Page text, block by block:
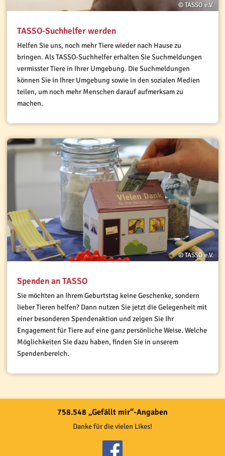
© TASSO e.V.
TASSO-Suchhelfer werden
Helfen Sie uns, noch mehr Tiere wieder nach Hause zu
bringen. Als TASSO-Suchhelfer erhalten Sie Suchmeldungen
vermisster Tiere in Ihrer Umgebung. Die Suchmeldungen
können Sie in Ihrer Umgebung sowie in den sozialen Medien
teilen, um noch mehr Menschen darauf aufmerksam zu
machen.
© TASSO e.V.
Spenden an TASSO
Sie möchten an Ihrem Geburtstag keine Geschenke, sondern
lieber Tieren helfen? Dann nutzen Sie jetzt die Gelegenheit mit
einer besonderen Spendenaktion und zeigen Sie Ihr
Engagement für Tiere auf eine ganz persönliche Weise. Welche
Möglichkeiten Sie dazu haben, finden Sie in unserem
Spendenbereich.
758.548 „Gefällt mir“-Angaben
Danke für die vielen Likes!